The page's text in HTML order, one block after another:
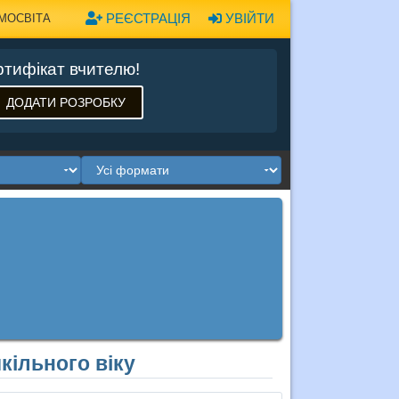
УВІЙТИ
РЕЄСТРАЦІЯ
вчителю!
ДОДАТИ РОЗРОБКУ
віку